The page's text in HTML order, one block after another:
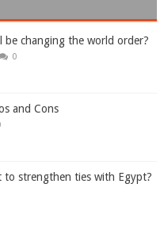
be changing the world order?
0
and Cons
to strengthen ties with Egypt?